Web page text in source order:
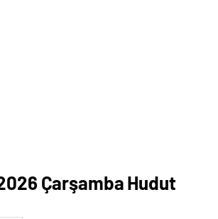
Çarşamba Hudut